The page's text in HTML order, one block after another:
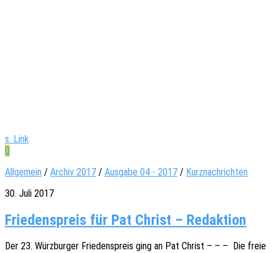
s. Link
0
Allgemein / Archiv 2017 / Ausgabe 04 - 2017 / Kurznachrichten
30. Juli 2017
Friedenspreis für Pat Christ – Redaktion
Der 23. Würz­bur­ger Frie­dens­preis ging an Pat Christ – – – Die freie